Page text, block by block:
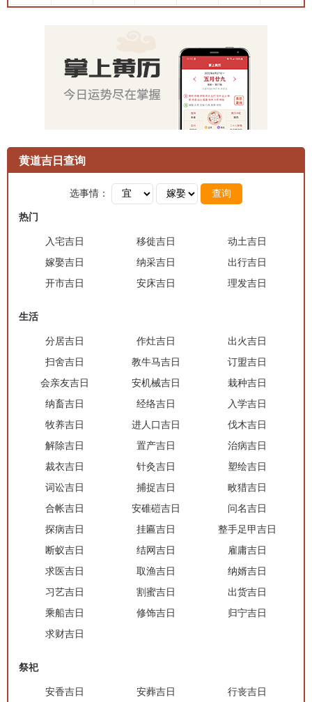
黄道吉日查询
选事情： 查询
热门
入宅吉日 移徙吉日
动土吉日
嫁娶吉日
纳采吉日
出行吉日
开市吉日
安床吉日 理发吉日
生活
分居吉日 作灶吉日
出火吉日
扫舍吉日
教牛马吉日
订盟吉日
会亲友吉日
安机械吉日
栽种吉日
纳畜吉日
经络吉日
入学吉日
牧养吉日
进人口吉日
伐木吉日
解除吉日
置产吉日
治病吉日
裁衣吉日
针灸吉日
塑绘吉日
词讼吉日
捕捉吉日
畋猎吉日
合帐吉日
安碓磑吉日
问名吉日
探病吉日
挂匾吉日
整手足甲吉日
断蚁吉日
结网吉日
雇庸吉日
求医吉日
取渔吉日
纳婿吉日
习艺吉日
割蜜吉日
出货吉日
乘船吉日
修饰吉日
归宁吉日
求财吉日
祭祀
安香吉日 安葬吉日
行丧吉日